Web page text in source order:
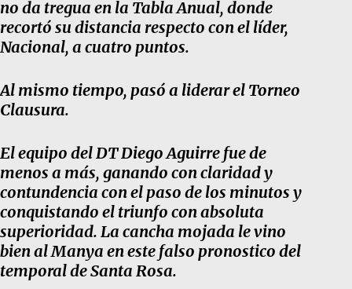
no da tregua en la Tabla Anual, donde
recortó su distancia respecto con el líder,
Nacional, a cuatro puntos.
Al mismo tiempo, pasó a liderar el Torneo
Clausura.
El equipo del DT Diego Aguirre fue de
menos a más, ganando con claridad y
contundencia con el paso de los minutos y
conquistando el triunfo con absoluta
superioridad. La cancha mojada le vino
bien al Manya en este falso pronostico del
temporal de Santa Rosa.